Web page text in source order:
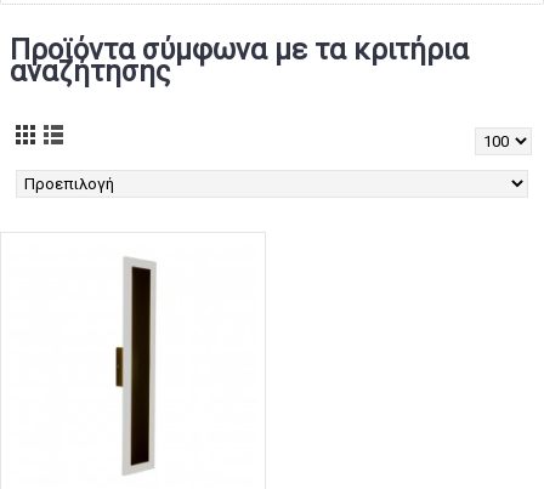
Προϊόντα σύμφωνα με τα κριτήρια
αναζήτησης